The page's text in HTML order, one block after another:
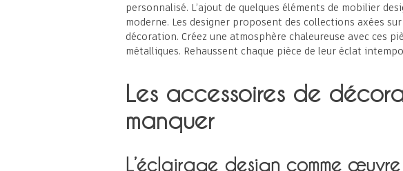
personnalisé. L’ajout de quelques éléments de mobilier
moderne. Les designer proposent des collections axées
décoration. Créez une atmosphère chaleureuse avec ces
métalliques. Rehaussent chaque pièce de leur éclat
Les accessoires de
manquer
L’éclairage design comme œuvre